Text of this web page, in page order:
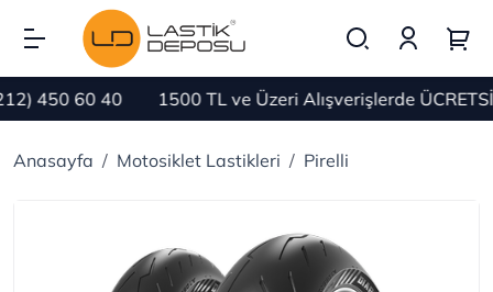
60 40 1500 TL ve Üzeri Alışverişlerde ÜCRETSİZ
Anasayfa Motosiklet Lastikleri Pirelli